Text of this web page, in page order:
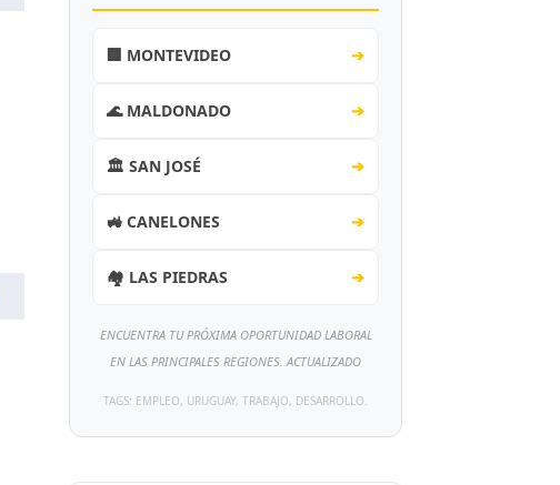
🏢 MONTEVIDEO ➔
🌊 MALDONADO ➔
🏛️ SAN JOSÉ ➔
🚜 CANELONES ➔
🏘️ LAS PIEDRAS ➔
ENCUENTRA TU PRÓXIMA OPORTUNIDAD LABORAL
EN LAS PRINCIPALES REGIONES. ACTUALIZADO
TAGS: EMPLEO, URUGUAY, TRABAJO, DESARROLLO.